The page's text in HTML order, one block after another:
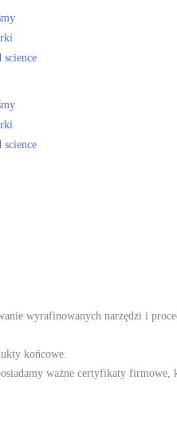
wyrafinowanych narzędzi i
końcowe.
ważne certyfikaty firmowe,